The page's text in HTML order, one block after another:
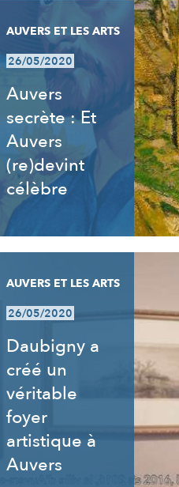
AUVERS ET LES ARTS
26/05/2020
Auvers
secrète : Et
Auvers
(re)devint
célèbre
AUVERS ET LES ARTS
26/05/2020
Daubigny a
créé un
véritable
foyer
artistique à
Auvers